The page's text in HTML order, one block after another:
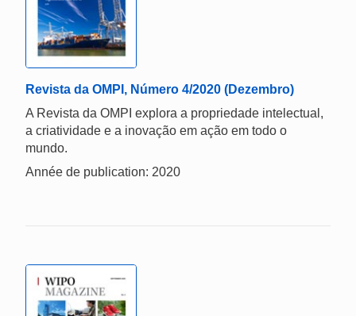
Revista da OMPI, Número 4/2020 (Dezembro)
A Revista da OMPI explora a propriedade intelectual,
a criatividade e a inovação em ação em todo o
mundo.
Année de publication: 2020